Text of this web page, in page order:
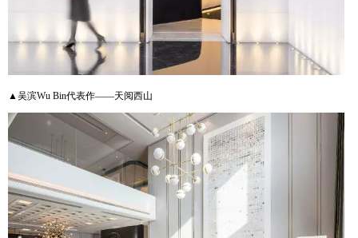
▲吴滨Wu Bin代表作——天阅西山